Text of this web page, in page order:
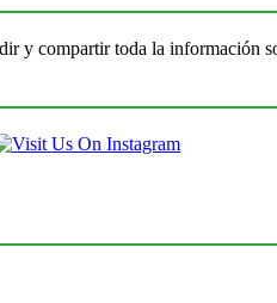
y compartir toda la información